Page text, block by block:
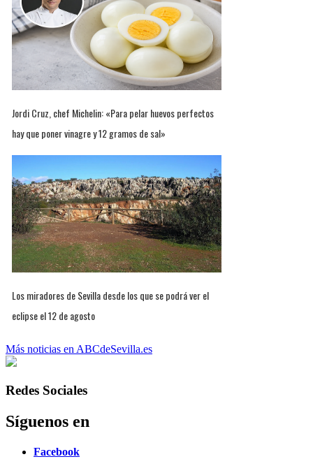
Jordi Cruz, chef Michelin: «Para pelar huevos perfectos
hay que poner vinagre y 12 gramos de sal»
Los miradores de Sevilla desde los que se podrá ver el
eclipse el 12 de agosto
Más noticias en ABCdeSevilla.es
Redes Sociales
Síguenos en
Facebook